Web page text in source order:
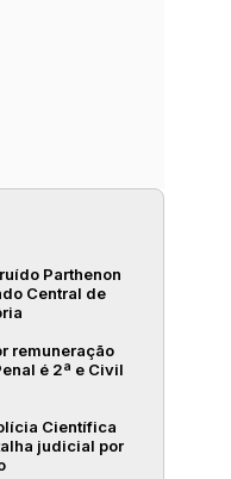
Parthenon
Central de
remuneração
é 2ª e Civil
Científica
judicial por